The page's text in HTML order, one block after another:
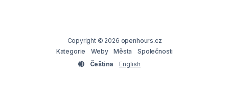
Copyright © 2026 openhours.cz
Kategorie
Weby Města
Společnosti
Čeština
English